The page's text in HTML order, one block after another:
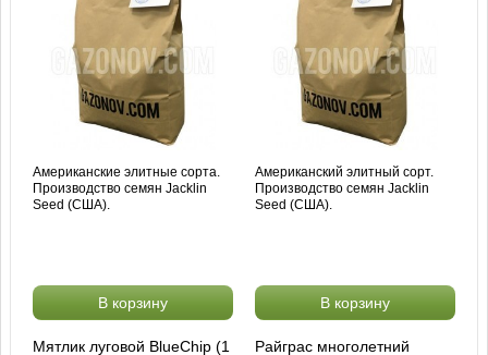
Американские элитные сорта.
Производство семян Jacklin
Seed (США).
В корзину
Американский элитный сорт.
Производство семян Jacklin
Seed (США).
В корзину
Мятлик луговой BlueChip (1 Райграс многолетний